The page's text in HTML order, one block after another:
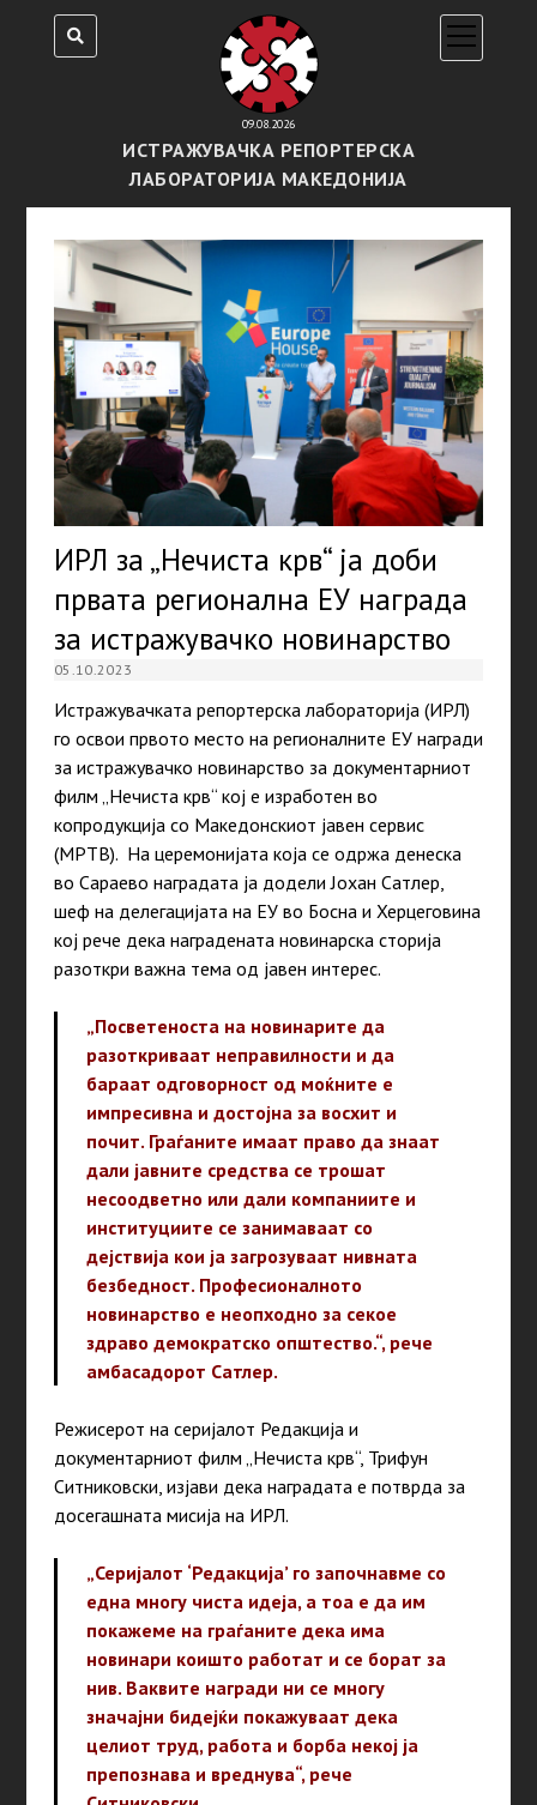
09.08.2026
ИСТРАЖУВАЧКА РЕПОРТЕРСКА
ЛАБОРАТОРИЈА МАКЕДОНИЈА
open
menu
ИРЛ за „Нечиста крв“ ја доби
првата регионална ЕУ награда
за истражувачко новинарство
05.10.2023
Истражувачката репортерска лабораторија (ИРЛ)
го освои првото место на регионалните ЕУ награди
за истражувачко новинарство за документарниот
филм „Нечиста крв“ кој е изработен во
копродукција со Македонскиот јавен сервис
(МРТВ). На церемонијата која се одржа денеска
во Сараево наградата ја додели Јохан Сатлер,
шеф на делегацијата на ЕУ во Босна и Херцеговина
кој рече дека наградената новинарска сторија
разоткри важна тема од јавен интерес.
„Посветеноста на новинарите да
разоткриваат неправилности и да
бараат одговорност од моќните е
импресивна и достојна за восхит и
почит. Граѓаните имаат право да знаат
дали јавните средства се трошат
несоодветно или дали компаниите и
институциите се занимаваат со
дејствија кои ја загрозуваат нивната
безбедност. Професионалното
новинарство е неопходно за секое
здраво демократско општество.“, рече
амбасадорот Сатлер.
Режисерот на серијалот Редакција и
документарниот филм „Нечиста крв“, Трифун
Ситниковски, изјави дека наградата е потврда за
досегашната мисија на ИРЛ.
„Серијалот ‘Редакција’ го започнавме со
една многу чиста идеја, а тоа е да им
покажеме на граѓаните дека има
новинари коишто работат и се борат за
нив. Ваквите награди ни се многу
значајни бидејќи покажуваат дека
целиот труд, работа и борба некој ја
препознава и вреднува“, рече